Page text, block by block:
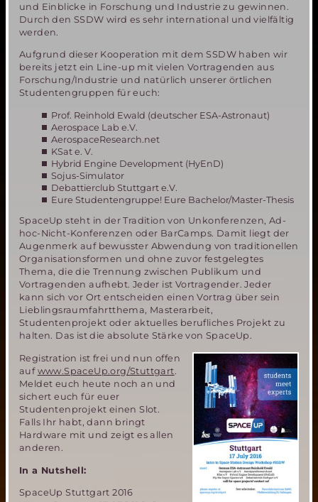
und Einblicke in Forschung und Industrie zu gewinnen.
Durch den SSDW wird es sehr international und vielfältig
werden.
Aufgrund dieser Kooperation mit dem SSDW haben wir
bereits jetzt ein Line-up mit vielen Vortragenden aus
Forschung/Industrie und natürlich unserer örtlichen
Studentengruppen für euch:
Prof. Reinhold Ewald (deutscher ESA-Astronaut)
Aerospace Lab e.V.
AerospaceResearch.net
KSat e. V.
Hybrid Engine Development (HyEnD)
Sojus-Simulator
Debattierclub Stuttgart e.V.
Eure Studentengruppe! Eure Bachelor/Master-Thesis
SpaceUp steht in der Tradition von Unkonferenzen, Ad-
hoc-Nicht-Konferenzen oder BarCamps. Damit liegt der
Augenmerk auf bewusster Abwendung von traditionellen
Organisationsformen und ohne zuvor festgelegtes
Thema, die die Trennung zwischen Publikum und
Vortragenden aufhebt. Jeder ist Vortragender. Jeder
kann sich vor Ort entscheiden einen Vortrag über sein
Lieblingsraumfahrtthema, Masterarbeit,
Studentenprojekt oder aktuelles berufliches Projekt zu
halten. Das ist die absolute Stärke von SpaceUp.
Registration ist frei und nun offen
auf www.SpaceUp.org/Stuttgart.
Meldet euch heute noch an und
sichert euch für euer
Studentenprojekt einen Slot.
Falls Ihr habt, dann bringt
Hardware mit und zeigt es allen
anderen.
In a Nutshell:
SpaceUp Stuttgart 2016